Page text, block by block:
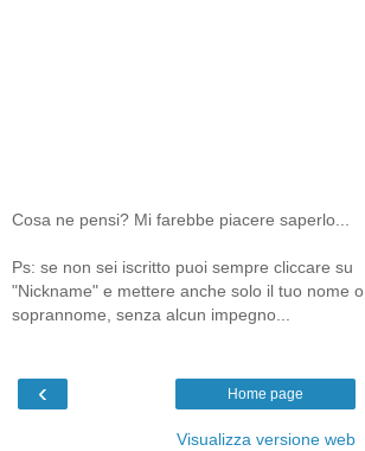
Cosa ne pensi? Mi farebbe piacere saperlo...
Ps: se non sei iscritto puoi sempre cliccare su
"Nickname" e mettere anche solo il tuo nome o
soprannome, senza alcun impegno...
‹ Home page
Visualizza versione web